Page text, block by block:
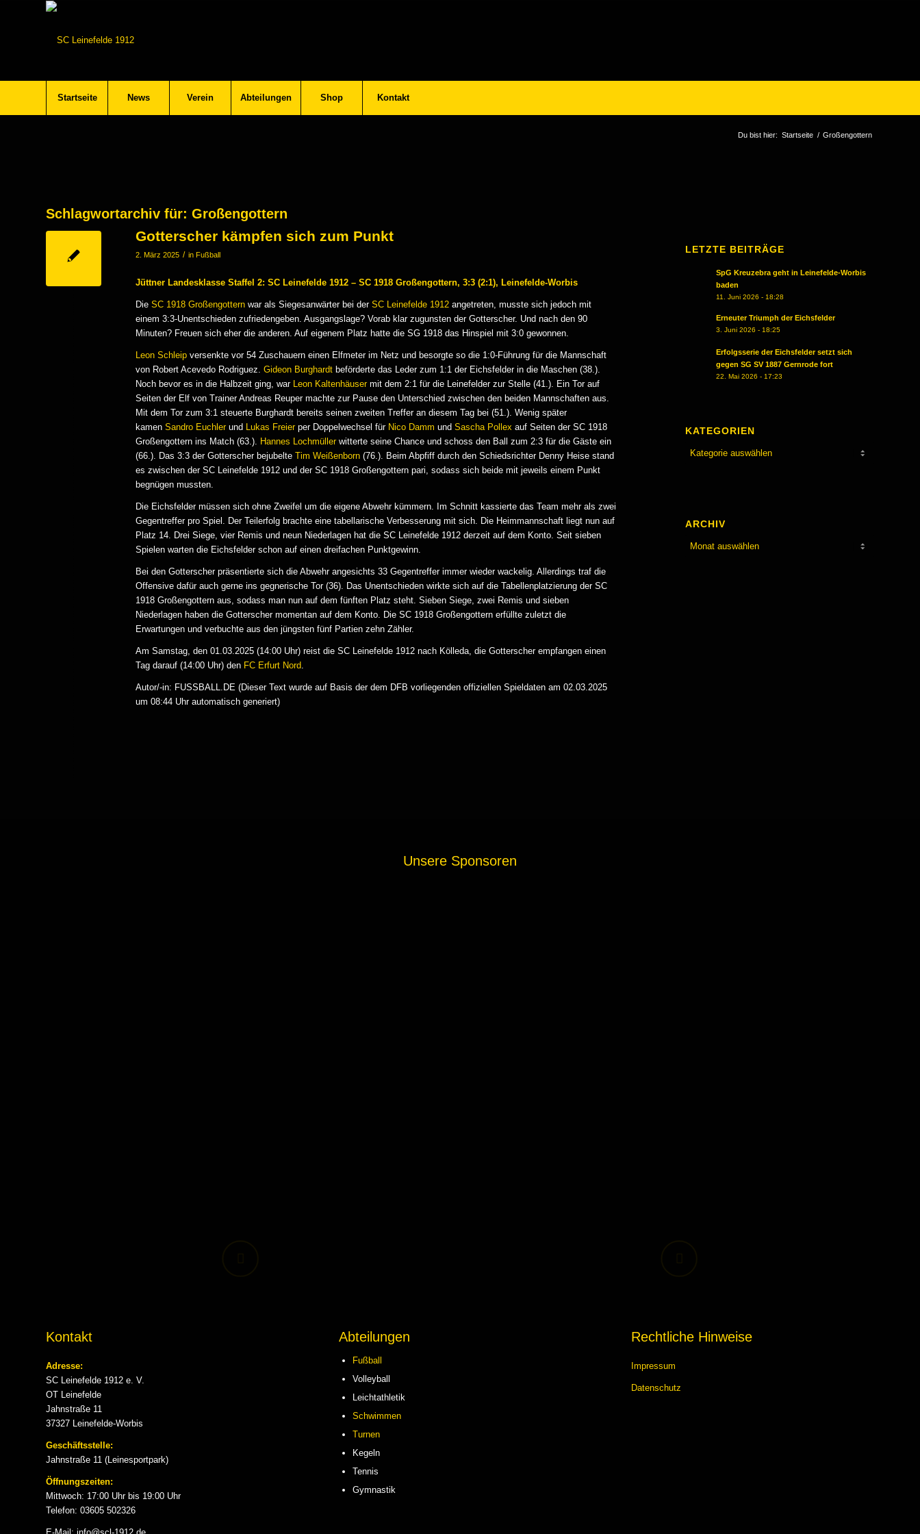
Startseite News Verein Abteilungen Shop Kontakt
Du bist hier: Startseite / Großengottern
Schlagwortarchiv für: Großengottern
Gotterscher kämpfen sich zum Punkt
2. März 2025 / in Fußball
Jüttner Landesklasse Staffel 2: SC Leinefelde 1912 – SC 1918 Großengottern, 3:3 (2:1), Leinefelde-Worbis
Die SC 1918 Großengottern war als Siegesanwärter bei der SC Leinefelde 1912 angetreten, musste sich jedoch mit
einem 3:3-Unentschieden zufriedengeben. Ausgangslage? Vorab klar zugunsten der Gotterscher. Und nach den 90
Minuten? Freuen sich eher die anderen. Auf eigenem Platz hatte die SG 1918 das Hinspiel mit 3:0 gewonnen.
Leon Schleip versenkte vor 54 Zuschauern einen Elfmeter im Netz und besorgte so die 1:0-Führung für die Mannschaft
von Robert Acevedo Rodriguez. Gideon Burghardt beförderte das Leder zum 1:1 der Eichsfelder in die Maschen (38.).
Noch bevor es in die Halbzeit ging, war Leon Kaltenhäusermit dem 2:1 für die Leinefelder zur Stelle (41.). Ein Tor auf
Seiten der Elf von Trainer Andreas Reuper machte zur Pause den Unterschied zwischen den beiden Mannschaften aus.
Mit dem Tor zum 3:1 steuerte Burghardt bereits seinen zweiten Treffer an diesem Tag bei (51.). Wenig später
kamen Sandro Euchlerund Lukas Freierper Doppelwechsel für Nico Damm und Sascha Pollex auf Seiten der SC 1918
Großengottern ins Match (63.). Hannes Lochmüllerwitterte seine Chance und schoss den Ball zum 2:3 für die Gäste ein
(66.). Das 3:3 der Gotterscher bejubelte Tim Weißenborn (76.). Beim Abpfiff durch den Schiedsrichter Denny Heise stand
es zwischen der SC Leinefelde 1912 und der SC 1918 Großengottern pari, sodass sich beide mit jeweils einem Punkt
begnügen mussten.
Die Eichsfelder müssen sich ohne Zweifel um die eigene Abwehr kümmern. Im Schnitt kassierte das Team mehr als zwei
Gegentreffer pro Spiel. Der Teilerfolg brachte eine tabellarische Verbesserung mit sich. Die Heimmannschaft liegt nun auf
Platz 14. Drei Siege, vier Remis und neun Niederlagen hat die SC Leinefelde 1912 derzeit auf dem Konto. Seit sieben
Spielen warten die Eichsfelder schon auf einen dreifachen Punktgewinn.
Bei den Gotterscher präsentierte sich die Abwehr angesichts 33 Gegentreffer immer wieder wackelig. Allerdings traf die
Offensive dafür auch gerne ins gegnerische Tor (36). Das Unentschieden wirkte sich auf die Tabellenplatzierung der SC
1918 Großengottern aus, sodass man nun auf dem fünften Platz steht. Sieben Siege, zwei Remis und sieben
Niederlagen haben die Gotterscher momentan auf dem Konto. Die SC 1918 Großengottern erfüllte zuletzt die
Erwartungen und verbuchte aus den jüngsten fünf Partien zehn Zähler.
Am Samstag, den 01.03.2025 (14:00 Uhr) reist die SC Leinefelde 1912 nach Kölleda, die Gotterscher empfangen einen
Tag darauf (14:00 Uhr) den FC Erfurt Nord.
Autor/-in: FUSSBALL.DE (Dieser Text wurde auf Basis der dem DFB vorliegenden offiziellen Spieldaten am 02.03.2025
um 08:44 Uhr automatisch generiert)
LETZTE BEITRÄGE
SpG Kreuzebra geht in Leinefelde-Worbis
baden
11. Juni 2026 - 18:28
Erneuter Triumph der Eichsfelder
3. Juni 2026 - 18:25
Erfolgsserie der Eichsfelder setzt sich
gegen SG SV 1887 Gernrode fort
22. Mai 2026 - 17:23
KATEGORIEN
Kategorien
ARCHIV
Unsere Sponsoren
Kontakt
Adresse:
SC Leinefelde 1912 e. V.
OT Leinefelde
Jahnstraße 11
37327 Leinefelde-Worbis
Geschäftsstelle:
Jahnstraße 11 (Leinesportpark)
Öffnungszeiten:
Mittwoch: 17:00 Uhr bis 19:00 Uhr
Telefon: 03605 502326
Abteilungen
Fußball
Volleyball
Leichtathletik
Schwimmen
Turnen
Kegeln
Tennis
Gymnastik
Rechtliche Hinweise
Impressum
Datenschutz